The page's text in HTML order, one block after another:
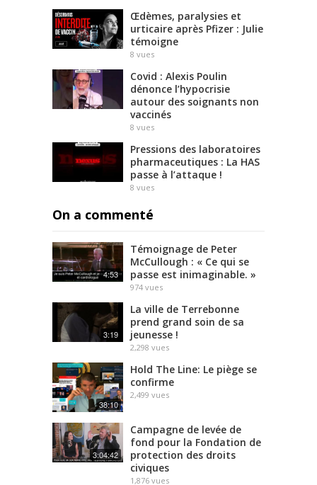
Œdèmes, paralysies et
urticaire après Pfizer : Julie
témoigne
8 vues
Covid : Alexis Poulin
dénonce l’hypocrisie
autour des soignants non
vaccinés
8 vues
Pressions des laboratoires
pharmaceutiques : La HAS
passe à l’attaque !
8 vues
On a commenté
4:53
Témoignage de Peter
McCullough : « Ce qui se
passe est inimaginable. »
974 vues
3:19
La ville de Terrebonne
prend grand soin de sa
jeunesse !
2,298 vues
38:10
Hold The Line: Le piège se
confirme
2,499 vues
3:04:42
Campagne de levée de
fond pour la Fondation de
protection des droits
civiques
1,876 vues